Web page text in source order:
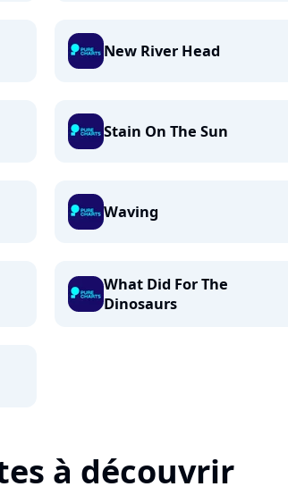
New River Head
Stain On The Sun
Waving
What Did For The
Dinosaurs
à découvrir